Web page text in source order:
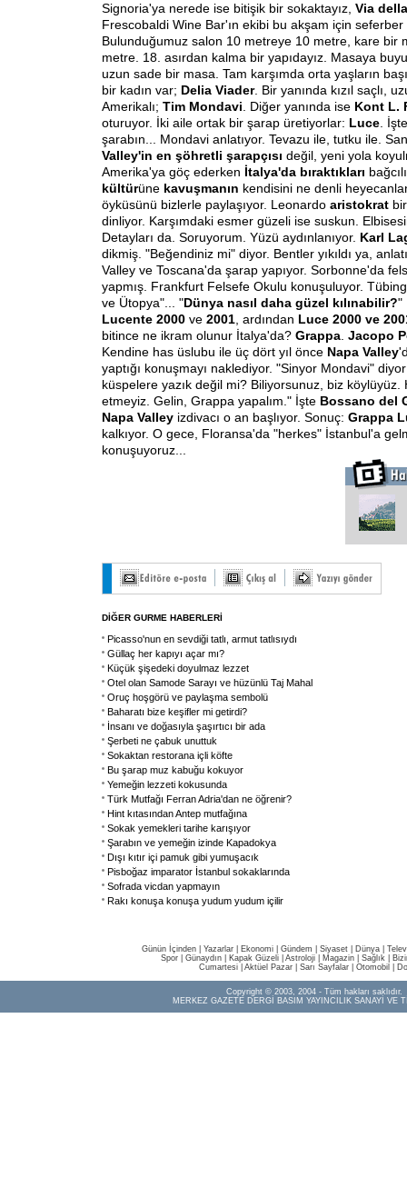
Signoria'ya nerede ise bitişik bir sokaktayız, Via
Frescobaldi Wine Bar'ın ekibi bu akşam için seferber
Bulunduğumuz salon 10 metreye 10 metre, kare bir
metre. 18. asırdan kalma bir yapıdayız. Masaya
uzun sade bir masa. Tam karşımda orta yaşların
bir kadın var; Delia Viader. Bir yanında kızıl saçlı,
Amerikalı; Tim Mondavi . Diğer yanında ise Kont L.
oturuyor. İki aile ortak bir şarap üretiyorlar: Luce .
şarabın... Mondavi anlatıyor. Tevazu ile, tutku ile.
Valley'in en şöhretli şarapçısı değil, yeni yola
Amerika'ya göç ederken İtalya'da bıraktıkları
kültürüne kavuşmanın kendisini ne denli
öyküsünü bizlerle paylaşıyor. Leonardo aristokrat
dinliyor. Karşımdaki esmer güzeli ise suskun.
Detayları da. Soruyorum. Yüzü aydınlanıyor. Karl
dikmiş. "Beğendiniz mi" diyor. Bentler yıkıldı ya,
Valley ve Toscana'da şarap yapıyor. Sorbonne'da
yapmış. Frankfurt Felsefe Okulu konuşuluyor.
ve Ütopya"... "Dünya nasıl daha güzel kılınabilir?"
Lucente 2000 ve 2001 , ardından Luce 2000 ve
bitince ne ikram olunur İtalya'da? Grappa Jacopo
Kendine has üslubu ile üç dört yıl önce Napa Valley
yaptığı konuşmayı naklediyor. "Sinyor Mondavi"
küspelere yazık değil mi? Biliyorsunuz, biz köylüyüz.
etmeyiz. Gelin, Grappa yapalım." İşte Bossano del
Napa Valley izdivacı o an başlıyor. Sonuç: Grappa
kalkıyor. O gece, Floransa'da "herkes" İstanbul'a
konuşuyoruz...
DİĞER GURME HABERLERİ
Picasso'nun en sevdiği tatlı, armut tatlısıydı
Güllaç her kapıyı açar mı?
Küçük şişedeki doyulmaz lezzet
Otel olan Samode Sarayı ve hüzünlü Taj Mahal
Oruç hoşgörü ve paylaşma sembolü
Baharatı bize keşifler mi getirdi?
İnsanı ve doğasıyla şaşırtıcı bir ada
Şerbeti ne çabuk unuttuk
Sokaktan restorana içli köfte
Bu şarap muz kabuğu kokuyor
Yemeğin lezzeti kokusunda
Türk Mutfağı Ferran Adria'dan ne öğrenir?
Hint kıtasından Antep mutfağına
Sokak yemekleri tarihe karışıyor
Şarabın ve yemeğin izinde Kapadokya
Dışı kıtır içi pamuk gibi yumuşacık
Pisboğaz imparator İstanbul sokaklarında
Sofrada vicdan yapmayın
Rakı konuşa konuşa yudum yudum içilir
Günün İçinden Yazarlar Ekonomi Gündem Siyaset Dünya |
Spor
Günaydın Kapak Güzeli Astroloji Magazin Sağlık
Cumartesi| Aktüel Pazar| Sarı Sayfalar| Otomobil
Copyright © 2003, 2004 - Tüm hakları saklıdır.
MERKEZ GAZETE DERGİ BASIM YAYINCILIK SANAYİ VE